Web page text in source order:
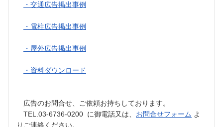
・交通広告掲出事例
・電柱広告掲出事例
・屋外広告掲出事例
・資料ダウンロード
広告のお問合せ、ご依頼お持ちしております。
TEL.03-6736-0200 に御電話又は、 お問合せフォーム よ
りご連絡ください。